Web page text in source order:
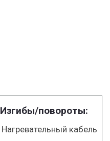
Изгибы/повороты:
Нагревательный кабель